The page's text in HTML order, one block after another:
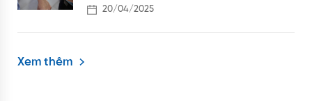
20/04/2025
Xem thêm